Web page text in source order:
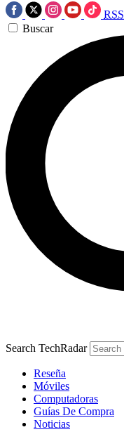
RSS
Buscar
Search TechRadar
Reseña
Móviles
Computadoras
Guías De Compra
Noticias